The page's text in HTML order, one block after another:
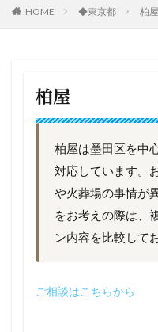
HOME ◆東京都 柏屋
柏屋
柏屋は墨田区を中
対応しています。
や火葬場の事情が
をお考えの際は、
ン内容を比較して
ご相談はこちらから